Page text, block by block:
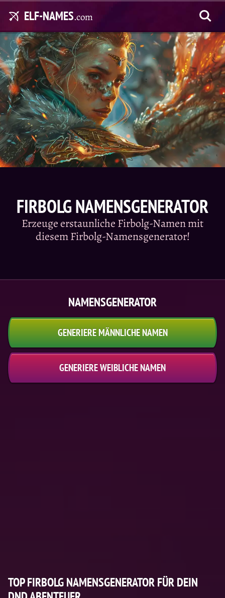
ELF-NAMES.com
FIRBOLG NAMENSGENERATOR
Erzeuge erstaunliche Firbolg-Namen mit
diesem Firbolg-Namensgenerator!
NAMENSGENERATOR
GENERIERE MÄNNLICHE NAMEN
GENERIERE WEIBLICHE NAMEN
TOP FIRBOLG NAMENSGENERATOR FÜR DEIN